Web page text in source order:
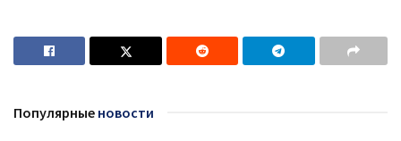
Популярные новости